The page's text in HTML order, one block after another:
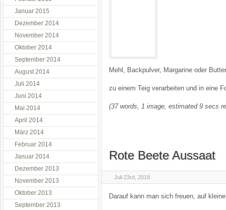
Mehl, Backpulver, Margarine oder
zu einem Teig verarbeiten und in eine
(37 words, 1 image, estimated 9 secs
Rote Beete Aussaat
Juli 23rd, 2018
Darauf kann man sich freuen, auf
Januar 2015
Dezember 2014
November 2014
Oktober 2014
September 2014
August 2014
Juli 2014
Juni 2014
Mai 2014
April 2014
März 2014
Februar 2014
Januar 2014
Dezember 2013
November 2013
Oktober 2013
September 2013